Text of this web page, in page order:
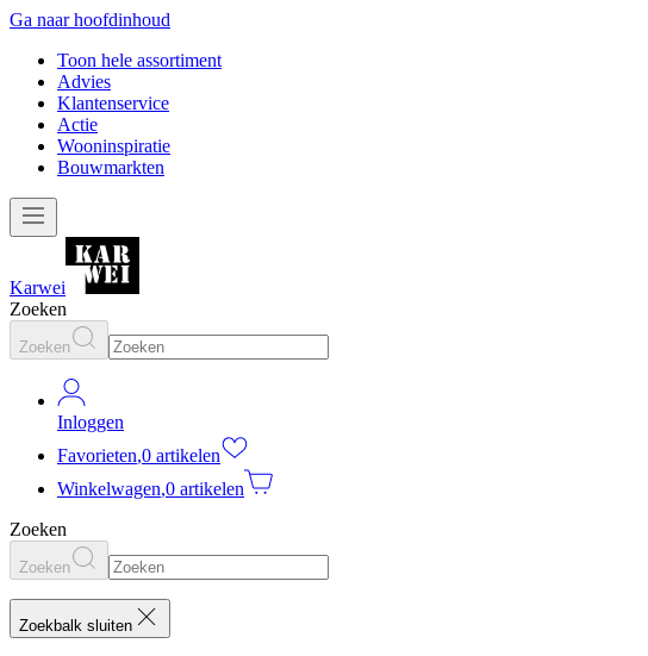
Ga naar hoofdinhoud
Toon hele assortiment
Advies
Klantenservice
Actie
Wooninspiratie
Bouwmarkten
Karwei
Zoeken
Zoeken
Inloggen
Favorieten,0 artikelen
Winkelwagen,0 artikelen
Zoeken
Zoeken
Zoekbalk sluiten